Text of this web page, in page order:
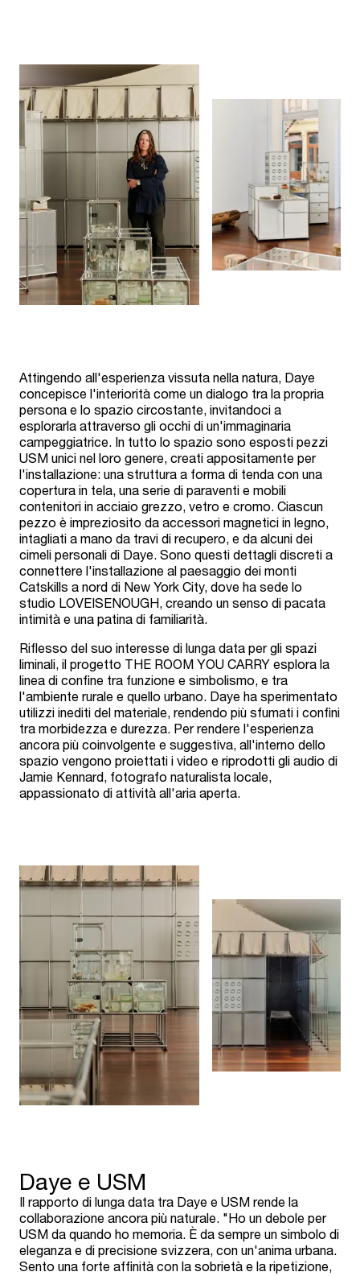
Attingendo all'esperienza vissuta nella natura, Daye
concepisce l'interiorità come un dialogo tra la propria
persona e lo spazio circostante, invitandoci a
esplorarla attraverso gli occhi di un'immaginaria
campeggiatrice. In tutto lo spazio sono esposti pezzi
USM unici nel loro genere, creati appositamente per
l'installazione: una struttura a forma di tenda con una
copertura in tela, una serie di paraventi e mobili
contenitori in acciaio grezzo, vetro e cromo. Ciascun
pezzo è impreziosito da accessori magnetici in legno,
intagliati a mano da travi di recupero, e da alcuni dei
cimeli personali di Daye. Sono questi dettagli discreti a
connettere l'installazione al paesaggio dei monti
Catskills a nord di New York City, dove ha sede lo
studio LOVEISENOUGH, creando un senso di pacata
intimità e una patina di familiarità.
Riflesso del suo interesse di lunga data per gli spazi
liminali, il progetto THE ROOM YOU CARRY esplora la
linea di confine tra funzione e simbolismo, e tra
l'ambiente rurale e quello urbano. Daye ha sperimentato
utilizzi inediti del materiale, rendendo più sfumati i confini
tra morbidezza e durezza. Per rendere l'esperienza
ancora più coinvolgente e suggestiva, all'interno dello
spazio vengono proiettati i video e riprodotti gli audio di
Jamie Kennard, fotografo naturalista locale,
appassionato di attività all'aria aperta.
Daye e USM
Il rapporto di lunga data tra Daye e USM rende la
collaborazione ancora più naturale. "Ho un debole per
USM da quando ho memoria. È da sempre un simbolo di
eleganza e di precisione svizzera, con un'anima urbana.
Sento una forte affinità con la sobrietà e la ripetizione,